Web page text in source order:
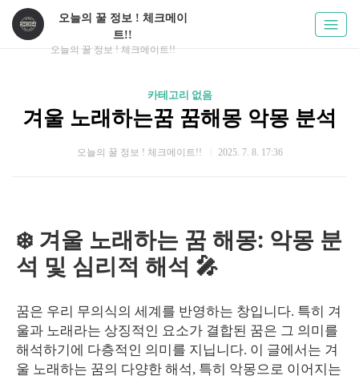
오늘의 꿀 정보 ! 체크메이
트!!
오늘의 꿀 정보 ! 체크메이트!!
카테고리 없음
겨울 노래하는꿈 꿈해몽 악몽 분석
오늘의 꿀 정보 ! 체크메이트!! 2025. 7. 8. 17:36
❄️ 겨울 노래하는 꿈 해몽: 악몽 분
석 및 심리적 해석 🎤
꿈은 우리 무의식의 세계를 반영하는 창입니다. 특히 겨
울과 노래라는 상징적인 요소가 결합된 꿈은 그 의미를
해석하기에 다층적인 의미를 지닙니다. 이 글에서는 겨
울 노래하는 꿈의 다양한 해석, 특히 악몽으로 이어지는